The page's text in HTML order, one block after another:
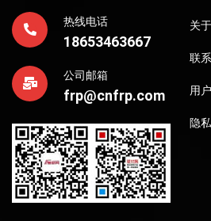
热线电话
18653463667
公司邮箱
frp@cnfrp.com
关
联
用
隐